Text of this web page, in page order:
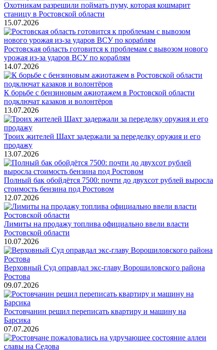
Охотникам разрешили поймать пуму, которая кошмарит
станицу в Ростовской области
15.07.2026
Ростовская область готовится к проблемам с вывозом нового
урожая из-за ударов ВСУ по кораблям
14.07.2026
К борьбе с бензиновым ажиотажем в Ростовской области
подключат казаков и волонтёров
13.07.2026
Троих жителей Шахт задержали за переделку оружия и его
продажу
13.07.2026
Полный бак обойдётся 7500: почти до двухсот рублей выросла
стоимость бензина под Ростовом
12.07.2026
Лимиты на продажу топлива официально ввели власти
Ростовской области
10.07.2026
Верховный Суд оправдал экс-главу Ворошиловского района
Ростова
09.07.2026
Ростовчанин решил переписать квартиру и машину на
Барсика
07.07.2026